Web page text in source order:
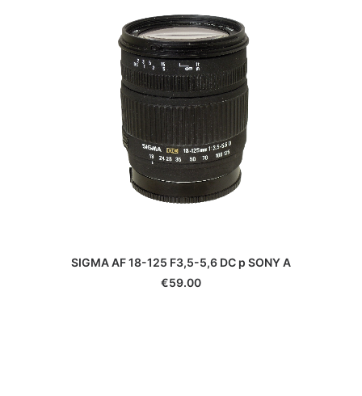
SIGMA AF 18-125 F3,5-5,6 DC p SONY A
€59.00